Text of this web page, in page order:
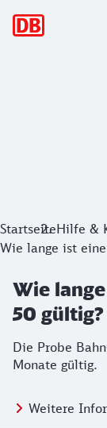
StartseiteHilfe &
Wie lange ist
Wie
50 gültig?
Die Probe
Monate gültig.
Weitere